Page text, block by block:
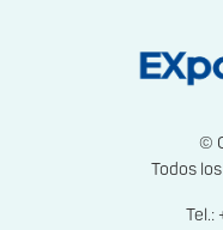
©
Todos
Tel.: